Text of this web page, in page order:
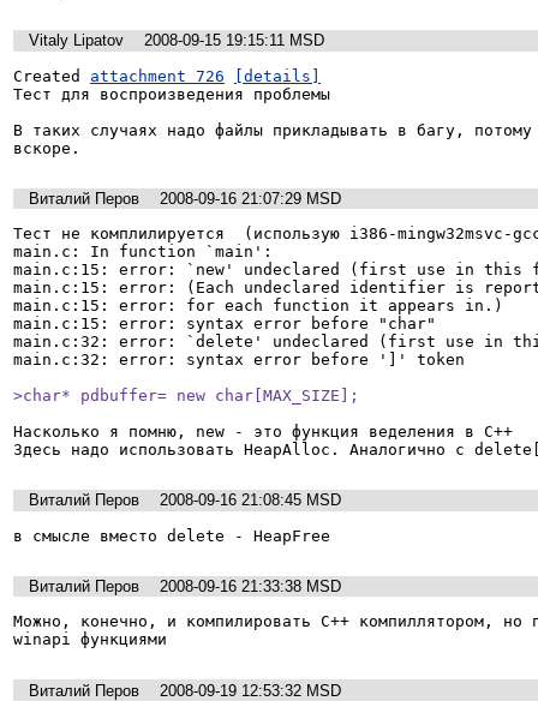
Vitaly Lipatov
2008-09-15 19:15:11 MSD
Created attachment 726
[details]
Тест для воспроизведения проблемы
В таких случаях надо файлы прикладывать в багу,
вскоре.
Виталий Перов
2008-09-16 21:07:29 MSD
Тест не комплилируется  (использую i386-
main.c: In function `main':
main.c:15: error: `new' undeclared (first use in this
main.c:15: error: (Each undeclared identifier is
main.c:15: error: for each function it appears in.)
main.c:15: error: syntax error before "char"
main.c:32: error: `delete' undeclared (first use in
main.c:32: error: syntax error before ']' token
>char* pdbuffer= new char[MAX_SIZE];
Насколько я помню, new - это функция веделения в C++
Здесь надо использовать HeapAlloc. Aналогично с
Виталий Перов
2008-09-16 21:08:45 MSD
в смысле вместо delete - HeapFree
Виталий Перов
2008-09-16 21:33:38 MSD
Moжно, конечно, и компилировать C++ компиллятором, но
winapi функциями
Виталий Перов
2008-09-19 12:53:32 MSD